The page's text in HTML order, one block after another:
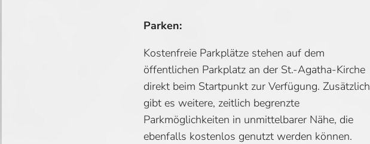
Parken:
Kostenfreie Parkplätze stehen auf dem
öffentlichen Parkplatz an der St.-Agatha-Kirche
direkt beim Startpunkt zur Verfügung. Zusätzlich
gibt es weitere, zeitlich begrenzte
Parkmöglichkeiten in unmittelbarer Nähe, die
ebenfalls kostenlos genutzt werden können.